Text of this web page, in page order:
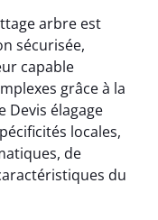
arbre est
sécurisée,
capable
grâce à la
Devis élagage
locales,
de
du